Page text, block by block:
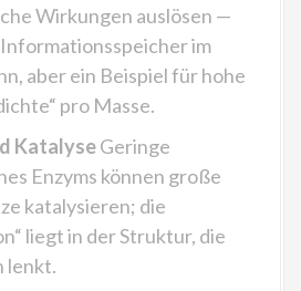
Wirkungen auslösen —
Informationsspeicher im
aber ein Beispiel für hohe
pro Masse.
KatalyseGeringe
Enzyms können große
katalysieren; die
liegt in der Struktur, die
lenkt.